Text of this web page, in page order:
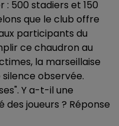
500 stadiers et 150
que le club offre
participants du
ce chaudron au
la marseillaise
observée.
Y a-t-il une
joueurs ? Réponse